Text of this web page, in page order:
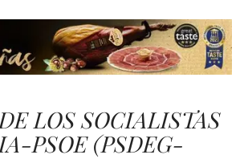
LOS SOCIALISTAS
PSOE (PSDEG-